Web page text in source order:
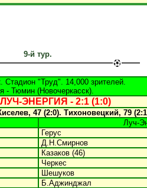
9-й тур.
Стадион "Труд". 14,000 зрителей.
- Тюмин (Новочеркасск).
ЭНЕРГИЯ - 2:1 (1:0)
47 (2:0). Тихоновецкий, 79
Луч-
Герус
Д.Н.Смирнов
Казаков (46)
Черкес
Шешуков
Б.Аджинджал